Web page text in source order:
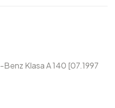
Klasa A 140 [07.1997